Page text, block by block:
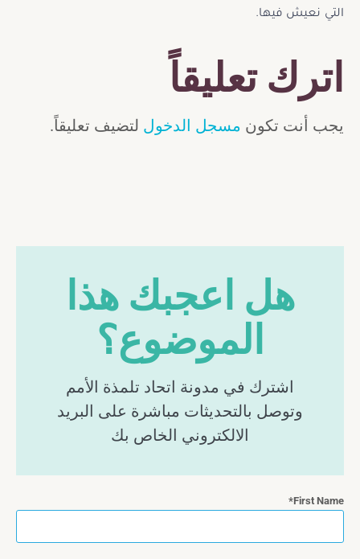
التي نعيش فيها.
اترك تعليقاً
يجب أنت تكون مسجل الدخوللتضيف تعليقاً.
هل اعجبك هذا
الموضوع؟
اشترك في مدونة اتحاد تلمذة الأمم
وتوصل بالتحديثات مباشرة على البريد
الالكتروني الخاص بك
First Name